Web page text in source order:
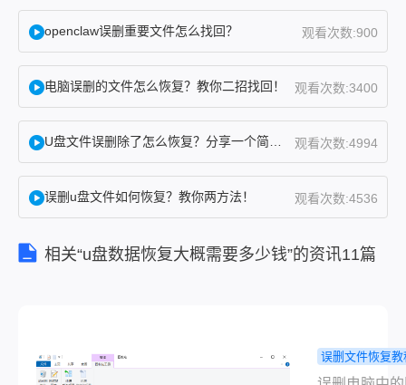
有体会
了。上
朋友处
理过一
次，她
整理桌
一整年
照片全
清空，
当时在
openclaw误删重要文件怎么找回？ 观看次数:900
电脑误删的文件怎么恢复？教你二招找回！ 观看次数:3400
观看次数:4994
误删u盘文件如何恢复？教你两方法！ 观看次数:4536
相关“u盘数据恢复大概需要多少钱”的资讯11篇
误删文件恢复教
脑照片删了